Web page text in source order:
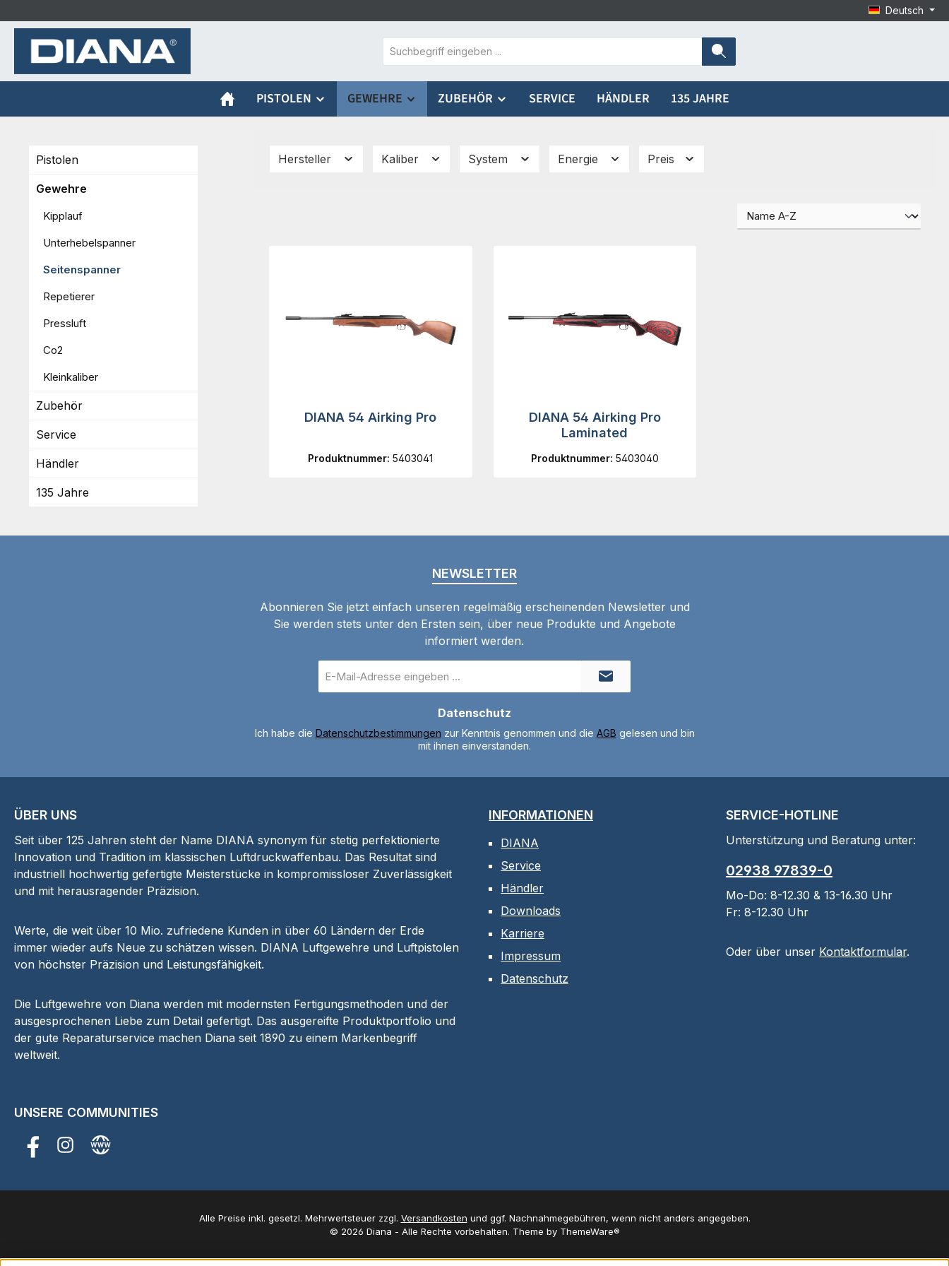
Deutsch
PISTOLEN GEWEHRE ZUBEHÖR SERVICE HÄNDLER 135 JAHRE
Pistolen
Gewehre
Kipplauf
Unterhebelspanner
Seitenspanner
Repetierer
Pressluft
Co2
Kleinkaliber
Zubehör
Service
Händler
135 Jahre
Hersteller Kaliber System Energie Preis
DIANA 54 Airking Pro
Produktnummer:5403041
DIANA 54 Airking Pro
Laminated
Produktnummer: 5403040
NEWSLETTER
Abonnieren Sie jetzt einfach unseren regelmäßig erscheinenden Newsletter und
Sie werden stets unter den Ersten sein, über neue Produkte und Angebote
informiert werden.
Mail-
Datenschutz
Ich habe die Datenschutzbestimmungen zur Kenntnis genommen und die AGB gelesen und bin
mit ihnen einverstanden.
ÜBER UNS
Seit über 125 Jahren steht der Name DIANA synonym für stetig perfektionierte
Innovation und Tradition im klassischen Luftdruckwaffenbau. Das Resultat sind
industriell hochwertig gefertigte Meisterstücke in kompromissloser Zuverlässigkeit
und mit herausragender Präzision.
Werte, die weit über 10 Mio. zufriedene Kunden in über 60 Ländern der Erde
immer wieder aufs Neue zu schätzen wissen. DIANA Luftgewehre und Luftpistolen
von höchster Präzision und Leistungsfähigkeit.
Die Luftgewehre von Diana werden mit modernsten Fertigungsmethoden und der
ausgesprochenen Liebe zum Detail gefertigt. Das ausgereifte Produktportfolio und
der gute Reparaturservice machen Diana seit 1890 zu einem Markenbegriff
weltweit.
INFORMATIONEN
DIANA
Service
Händler
Downloads
Karriere
Impressum
Datenschutz
SERVICE-HOTLINE
Unterstützung und Beratung unter:
02938 97839-0
Mo-Do: 8-12.30 & 13-16.30 Uhr
Fr: 8-12.30 Uhr
Oder über unser Kontaktformular.
UNSERE COMMUNITIES
FacebookInstagramWebsite
Alle Preise inkl. gesetzl. Mehrwertsteuer zzgl. Versandkosten und ggf. Nachnahmegebühren, wenn nicht anders angegeben.
© 2026 Diana - Alle Rechte vorbehalten. Theme by ThemeWare®